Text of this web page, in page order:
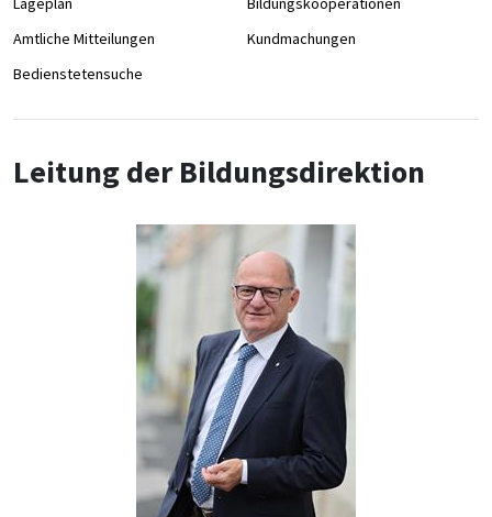
Amtliche Mitteilungen
Kundmachungen
Bedienstetensuche
Leitung der Bildungsdirektion